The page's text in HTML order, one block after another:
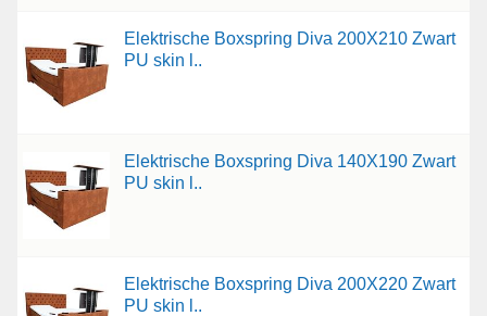
Elektrische Boxspring Diva 200X210 Zwart
PU skin l..
Elektrische Boxspring Diva 140X190 Zwart
PU skin l..
Elektrische Boxspring Diva 200X220 Zwart
PU skin l..